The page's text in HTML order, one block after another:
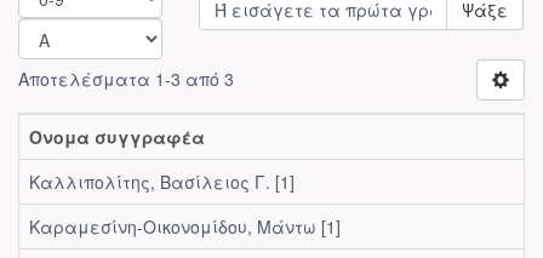
Ψάξε
Αποτελέσματα 1-3 από 3
Όνομα συγγραφέα
Καλλιπολίτης, Βασίλειος Γ. [1]
Καραμεσίνη-Οικονομίδου, Μάντω [1]